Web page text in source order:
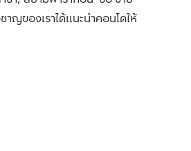
ญของเราได้แนะนำคอนโดให้